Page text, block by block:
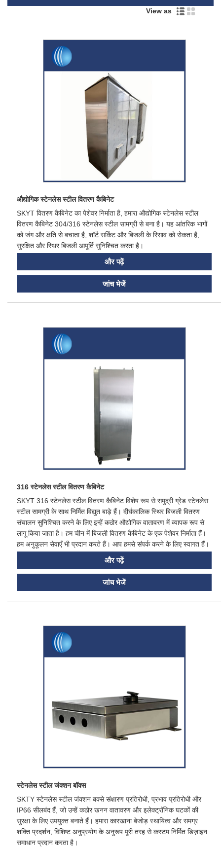
View as
औद्योगिक स्टेनलेस स्टील वितरण कैबिनेट
SKYT वितरण कैबिनेट का पेशेवर निर्माता है, हमारा औद्योगिक स्टेनलेस स्टील
वितरण कैबिनेट 304/316 स्टेनलेस स्टील सामग्री से बना है। यह आंतरिक भागों
को जंग और क्षति से बचाता है, शॉर्ट सर्किट और बिजली के रिसाव को रोकता है,
सुरक्षित और स्थिर बिजली आपूर्ति सुनिश्चित करता है।
और पढ़ें
जांच भेजें
316 स्टेनलेस स्टील वितरण कैबिनेट
SKYT 316 स्टेनलेस स्टील वितरण कैबिनेट विशेष रूप से समुद्री ग्रेड स्टेनलेस
स्टील सामग्री के साथ निर्मित विद्युत बाड़े हैं। दीर्घकालिक स्थिर बिजली वितरण
संचालन सुनिश्चित करने के लिए इन्हें कठोर औद्योगिक वातावरण में व्यापक रूप से
लागू किया जाता है। हम चीन में बिजली वितरण कैबिनेट के एक पेशेवर निर्माता हैं।
हम अनुकूलन सेवाएँ भी प्रदान करते हैं। आप हमसे संपर्क करने के लिए स्वागत हैं।
और पढ़ें
जांच भेजें
स्टेनलेस स्टील जंक्शन बॉक्स
SKTY स्टेनलेस स्टील जंक्शन बक्से संक्षारण प्रतिरोधी, प्रभाव प्रतिरोधी और
IP66 सीलबंद हैं, जो उन्हें कठोर खनन वातावरण और इलेक्ट्रॉनिक घटकों की
सुरक्षा के लिए उपयुक्त बनाते हैं। हमारा कारखाना बेजोड़ स्थायित्व और समग्र
शक्ति प्रदर्शन, विशिष्ट अनुप्रयोग के अनुरूप पूरी तरह से कस्टम निर्मित डिज़ाइन
समाधान प्रदान करता है।